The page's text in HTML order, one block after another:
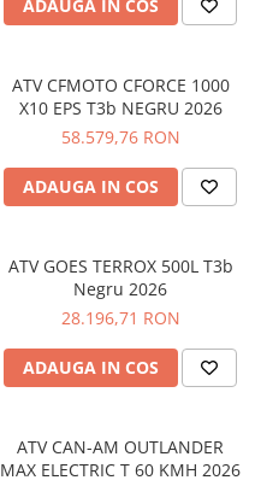
ADAUGA IN COS
ATV CFMOTO CFORCE 1000
X10 EPS T3b NEGRU 2026
58.579,76 RON
ADAUGA IN COS
ATV GOES TERROX 500L T3b
Negru 2026
28.196,71 RON
ADAUGA IN COS
ATV CAN-AM OUTLANDER
MAX ELECTRIC T 60 KMH 2026